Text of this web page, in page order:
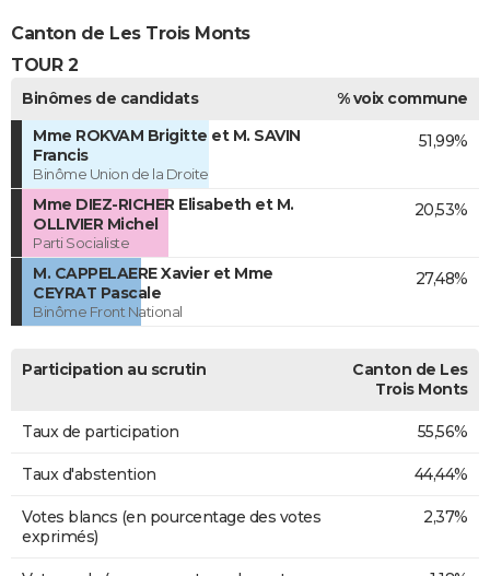
Canton de Les Trois Monts
TOUR 2
Binômes de candidats
% voix commune
Mme ROKVAM Brigitte et M. SAVIN
Francis
Binôme Union de la Droite
51,99%
Mme DIEZ-RICHER Elisabeth et M.
OLLIVIER Michel
Parti Socialiste
20,53%
M. CAPPELAERE Xavier et Mme
CEYRAT Pascale
Binôme Front National
27,48%
Participation au scrutin
Canton de Les
Trois Monts
Taux de participation 55,56%
Taux d'abstention 44,44%
Votes blancs (en pourcentage des votes
exprimés)
2,37%